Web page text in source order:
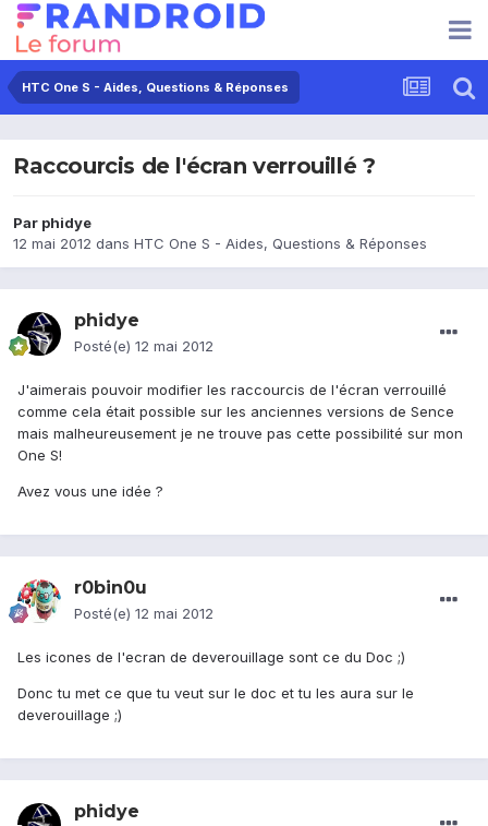
HTC One S - Aides, Questions & Réponses
Raccourcis de l'écran verrouillé ?
Par phidye
12 mai 2012 dans HTC One S - Aides, Questions & Réponses
phidye
Posté(e) 12 mai 2012
J'aimerais pouvoir modifier les raccourcis de l'écran verrouillé
comme cela était possible sur les anciennes versions de Sence
mais malheureusement je ne trouve pas cette possibilité sur mon
One S!
Avez vous une idée ?
r0bin0u
Posté(e) 12 mai 2012
Les icones de l'ecran de deverouillage sont ce du Doc ;)
Donc tu met ce que tu veut sur le doc et tu les aura sur le
deverouillage ;)
phidye